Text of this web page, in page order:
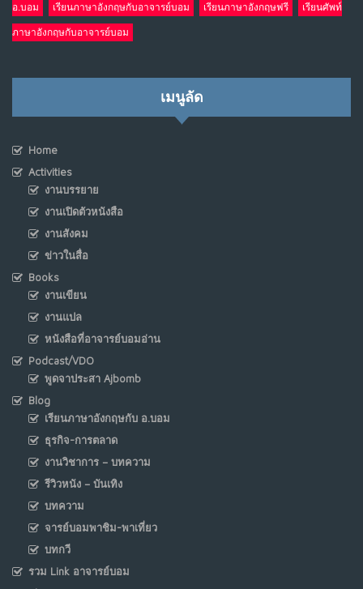
อ.บอม เรียนภาษาอังกฤษกับอาจารย์บอม เรียนภาษาอังกฤษฟรี เรียนศัพท์
ภาษาอังกฤษกับอาจารย์บอม
เมนูลัด
Home
Activities
งานบรรยาย
งานเปิดตัวหนังสือ
งานสังคม
ข่าวในสื่อ
Books
งานเขียน
งานแปล
หนังสือที่อาจารย์บอมอ่าน
Podcast/VDO
พูดจาประสา Ajbomb
Blog
เรียนภาษาอังกฤษกับ อ.บอม
ธุรกิจ-การตลาด
งานวิชาการ – บทความ
รีวิวหนัง – บันเทิง
บทความ
จารย์บอมพาชิม-พาเที่ยว
บทกวี
รวม Link อาจารย์บอม